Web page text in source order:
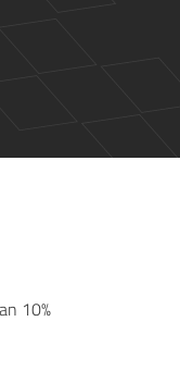
10%